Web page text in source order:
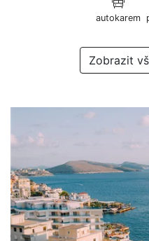
autokarem
Zobrazit